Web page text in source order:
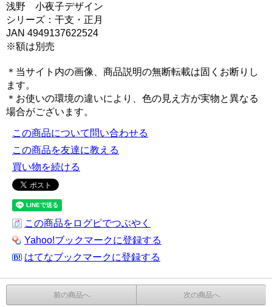
浅野 小夜子デザイン
シリーズ：干支・正月
JAN 4949137622524
※額は別売
＊当サイト内の画像、商品説明の無断転載は固くお断りし
ます。
＊お使いの環境の違いにより、色の見え方が実物と異なる
場合がございます。
この商品について問い合わせる
この商品を友達に教える
買い物を続ける
この商品をログピでつぶやく
Yahoo!ブックマークに登録する
はてなブックマークに登録する
前の商品へ 次の商品へ